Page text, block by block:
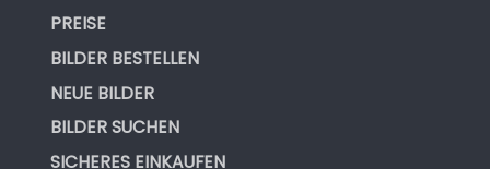
PREISE
BILDER BESTELLEN
NEUE BILDER
BILDER SUCHEN
SICHERES EINKAUFEN